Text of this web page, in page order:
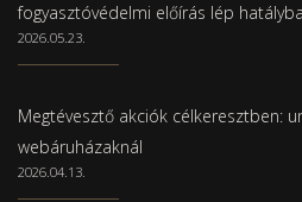
fogyasztóvédelmi előírás lép hatályba
2026.05.23.
Megtévesztő akciók célkeresztben:
webáruházaknál
2026.04.13.